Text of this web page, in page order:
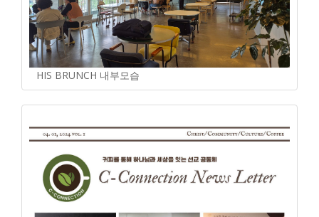
HIS BRUNCH 내부모습